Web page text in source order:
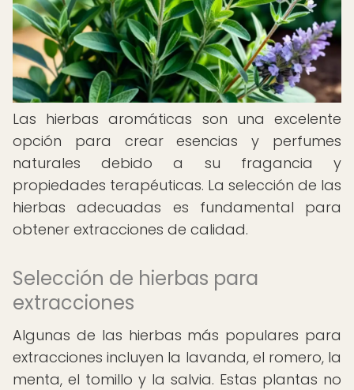
Las hierbas aromáticas son una excelente
opción para crear esencias y perfumes
naturales debido a su fragancia y
propiedades terapéuticas. La selección de las
hierbas adecuadas es fundamental para
obtener extracciones de calidad.
Selección de hierbas para
extracciones
Algunas de las hierbas más populares para
extracciones incluyen la lavanda, el romero, la
menta, el tomillo y la salvia. Estas plantas no